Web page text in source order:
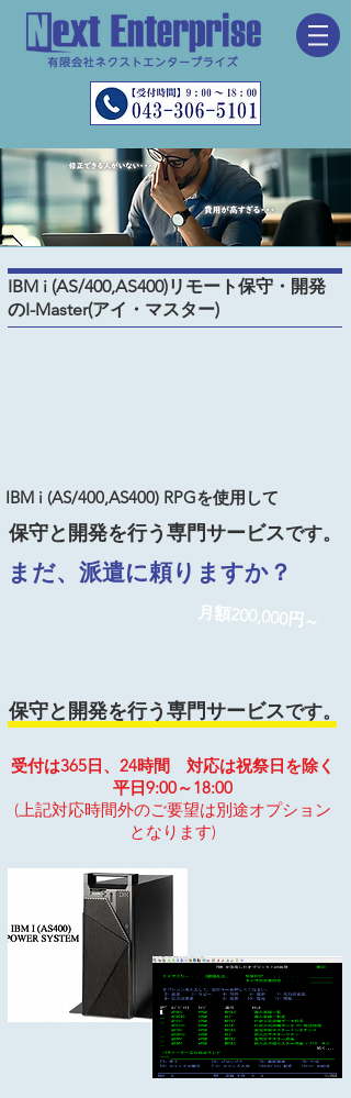
IBM i (AS/400,AS400)リモート保守・開発
のI-Master(アイ・マスター)
IBM i (AS/400,AS400) RPGを使用して
保守と開発を行う専門サービスです。
まだ、派遣に頼りますか？
月額200,000円～
保守と開発を行う専門サービスです。
受付は365日、24時間 対応は祝祭日を除く
平日9:00～18:00
(上記対応時間外のご要望は別途オプション
となります)